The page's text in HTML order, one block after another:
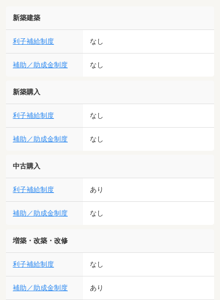
新築建築
利子補給制度 なし
補助／助成金制度 なし
新築購入
利子補給制度 なし
補助／助成金制度 なし
中古購入
利子補給制度 あり
補助／助成金制度 なし
増築・改築・改修
利子補給制度 なし
補助／助成金制度 あり